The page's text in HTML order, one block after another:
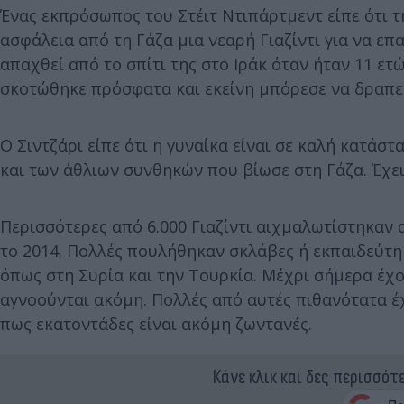
Ένας εκπρόσωπος του Στέιτ Ντιπάρτμεντ είπε
ασφάλεια από τη Γάζα μια νεαρή Γιαζίντι για να
απαχθεί από το σπίτι της στο Ιράκ όταν ήταν 11
σκοτώθηκε πρόσφατα και εκείνη μπόρεσε να
Ο Σιντζάρι είπε ότι η γυναίκα είναι σε καλή
και των άθλιων συνθηκών που βίωσε στη Γάζα.
Περισσότερες από 6.000 Γιαζίντι
το 2014. Πολλές πουλήθηκαν σκλάβες ή
όπως στη Συρία και την Τουρκία. Μέχρι σήμερα
αγνοούνται ακόμη. Πολλές από αυτές πιθανότατα
πως εκατοντάδες είναι ακόμη ζωντανές.
Κάνε κλικ και δες